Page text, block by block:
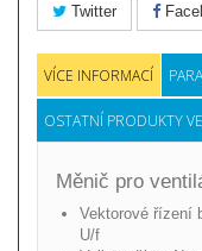
Twitter
VÍCE INFORMACÍ
OSTATNÍ PRODUKTY
Měnič pro
Vektorové řízení
U/f